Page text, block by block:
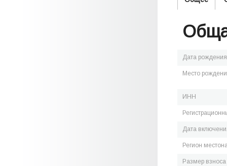
Дата рождения
Место
ИНН
Дата
Регион
Размер